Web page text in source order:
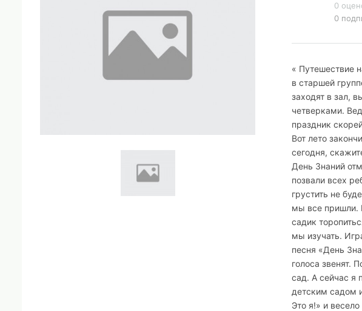
0
0
« Путешествие
в старшей
заходят в зал,
четверками.
праздник
Вот лето
сегодня,
День Знаний
позвали всех
грустить не
мы все пришли.
садик
мы изучать.
песня «День
голоса звенят.
сад. А сейчас я
детским садом
Это я!» и